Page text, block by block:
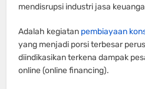
mendisrupsi industri jasa
Adalah kegiatan pembiayaan
yang menjadi porsi terbesar
diindikasikan terkena dampak
online (online financing).